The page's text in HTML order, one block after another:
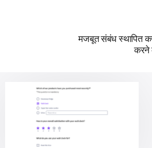
मजबूत संबंध स्थापित
करने